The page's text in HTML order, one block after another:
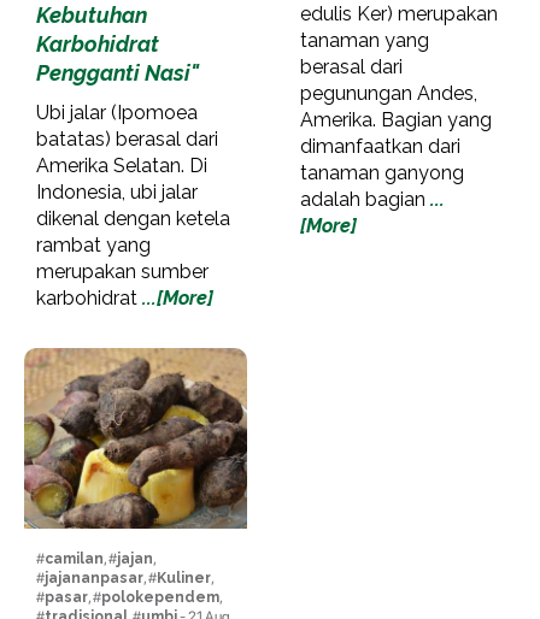
Kebutuhan
Karbohidrat
Pengganti Nasi"
Ubi jalar (Ipomoea
batatas) berasal dari
Amerika Selatan. Di
Indonesia, ubi jalar
dikenal dengan ketela
rambat yang
merupakan sumber
karbohidrat ...[More]
edulis Ker) merupakan
tanaman yang
berasal dari
pegunungan Andes,
Amerika. Bagian yang
dimanfaatkan dari
tanaman ganyong
adalah bagian ...
[More]
#camilan, #jajan,
#jajananpasar, #Kuliner,
#pasar, #polokependem,